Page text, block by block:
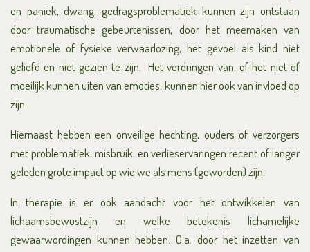
en paniek, dwang, gedragsproblematiek kunnen zijn ontstaan
door traumatische gebeurtenissen, door het meemaken van
emotionele of fysieke verwaarlozing, het gevoel als kind niet
geliefd en niet gezien te zijn.Het verdringen van, of het niet of
moeilijk kunnen uiten van emoties, kunnen hier ook van invloed op
zijn.
Hiernaast hebben een onveilige hechting, ouders of verzorgers
met problematiek, misbruik, en verlieservaringen recent of langer
geleden grote impact op wie we als mens (geworden) zijn.
In therapie is er ook aandacht voor het ontwikkelen van
lichaamsbewustzijn en welke betekenis lichamelijke
gewaarwordingen kunnen hebben. O.a. door het inzetten van